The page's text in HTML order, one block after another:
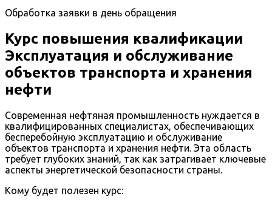
Обработка заявки в день обращения
Курс повышения квалификации
Эксплуатация и обслуживание
объектов транспорта и хранения
нефти
Современная нефтяная промышленность нуждается в
квалифицированных специалистах, обеспечивающих
бесперебойную эксплуатацию и обслуживание
объектов транспорта и хранения нефти. Эта область
требует глубоких знаний, так как затрагивает ключевые
аспекты энергетической безопасности страны.
Кому будет полезен курс: